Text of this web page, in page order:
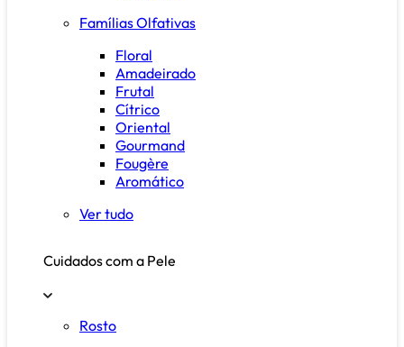
Famílias Olfativas
Floral
Amadeirado
Frutal
Cítrico
Oriental
Gourmand
Fougère
Aromático
Ver tudo
Cuidados com a Pele
Rosto